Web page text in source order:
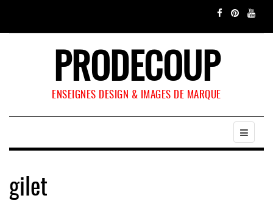
PRODECOUP
ENSEIGNES DESIGN & IMAGES DE MARQUE
gilet